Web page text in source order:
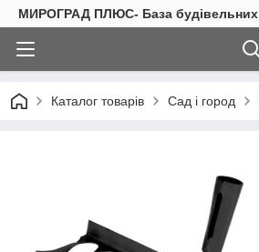
МИРОГРАД ПЛЮС- База будівельних
Каталог товарів Сад і город